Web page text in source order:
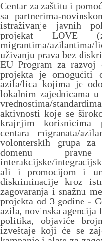
Centar za zaštitu i
sa partnerima-
istraživanje javnih
projekat LOVE
migrantima/
uživanju prava bez
EU Program za
projekta je omogućiti
azila/lica kojima je
lokalnim zajednicama
vrednostima/
aktivnosti koje se
krajnjim korisnicima
centara migranata/
volonterskih grupa
domenu
interakcijske/
ali i promocijom i
diskriminacije kroz
zagovaranja i snažnu
projekta od 3 godine -
azila, novinska agencija
politika, objaviće
izveštaje koji će se